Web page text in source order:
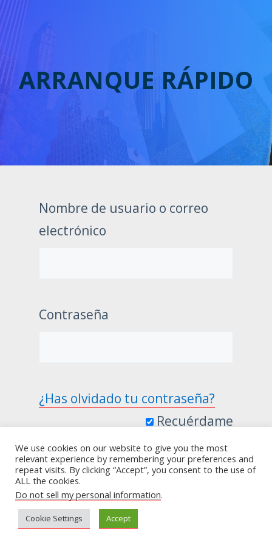
ARRANQUE RÁPIDO
Nombre de usuario o correo
electrónico
Contraseña
¿Has olvidado tu contraseña?
Recuérdame
+52 322 102 8138 hola@vivirmejor.today
We use cookies on our website to give you the most
relevant experience by remembering your preferences and
repeat visits. By clicking “Accept”, you consent to the use of
ALL the cookies.
Do not sell my personal information.
Cookie Settings Accept